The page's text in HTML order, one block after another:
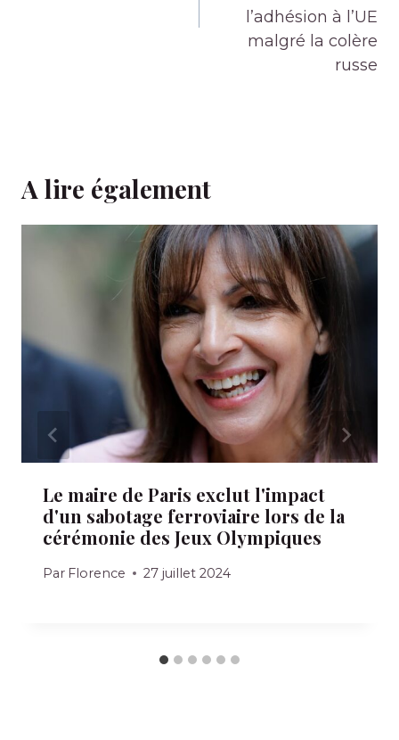
l’adhésion à l’UE
malgré la colère
russe
A lire également
Le maire de Paris exclut l'impact
d'un sabotage ferroviaire lors de la
cérémonie des Jeux Olympiques
Par Florence 27 juillet 2024